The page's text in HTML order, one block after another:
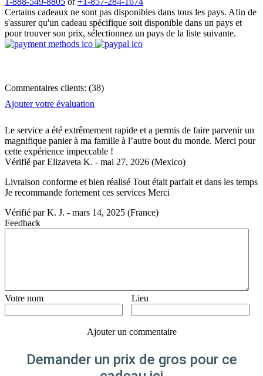
Certains cadeaux ne sont pas disponibles dans tous les pays. Afin de
s'assurer qu'un cadeau spécifique soit disponible dans un pays et
pour trouver son prix, sélectionnez un pays de la liste suivante.
Commentaires clients: (38)
Ajouter votre évaluation
Le service a été extrêmement rapide et a permis de faire parvenir un
magnifique panier à ma famille à l’autre bout du monde. Merci pour
cette expérience impeccable !
Vérifié parElizaveta K. - mai 27, 2026 (Mexico)
Livraison conforme et bien réalisé Tout était parfait et dans les temps
Je recommande fortement ces services Merci
Vérifié parK. J. - mars 14, 2025 (France)
Feedback
Votre nom Lieu
Ajouter un commentaire
Demander un prix de gros pour ce